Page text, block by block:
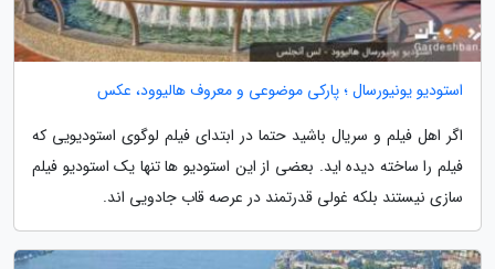
استودیو یونیورسال ؛ پارکی موضوعی و معروف هالیوود، عکس
اگر اهل فیلم و سریال باشید حتما در ابتدای فیلم لوگوی استودیویی که
فیلم را ساخته دیده اید. بعضی از این استودیو ها تنها یک استودیو فیلم
سازی نیستند بلکه غولی قدرتمند در عرصه قاب جادویی اند.